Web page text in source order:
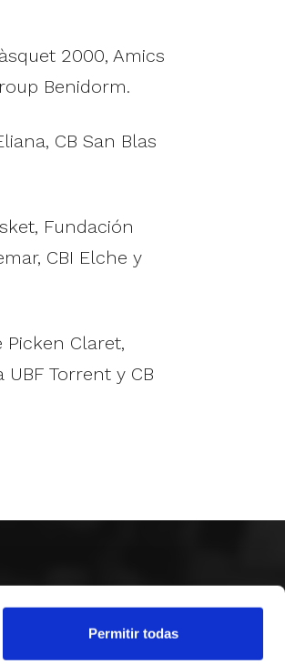
Permitir todas
2000, Amics
Benidorm.
CB San Blas
Fundación
CBI Elche y
Claret,
Torrent y CB